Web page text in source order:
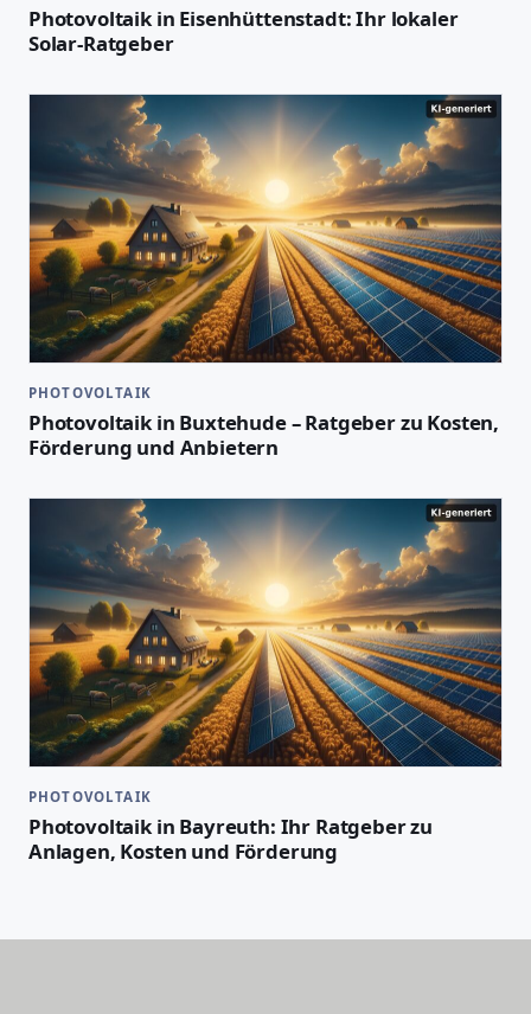
Photovoltaik in Eisenhüttenstadt: Ihr lokaler
Solar-Ratgeber
PHOTOVOLTAIK
Photovoltaik in Buxtehude – Ratgeber zu Kosten,
Förderung und Anbietern
PHOTOVOLTAIK
Photovoltaik in Bayreuth: Ihr Ratgeber zu
Anlagen, Kosten und Förderung